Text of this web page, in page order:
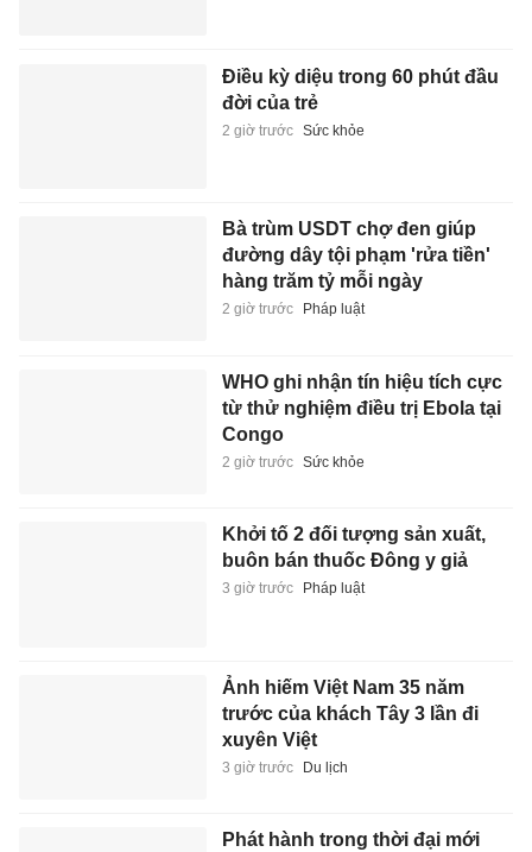
Điều kỳ diệu trong 60 phút đầu
đời của trẻ
2 giờ trước Sức khỏe
Bà trùm USDT chợ đen giúp
đường dây tội phạm 'rửa tiền'
hàng trăm tỷ mỗi ngày
2 giờ trước Pháp luật
WHO ghi nhận tín hiệu tích cực
từ thử nghiệm điều trị Ebola tại
Congo
2 giờ trước Sức khỏe
Khởi tố 2 đối tượng sản xuất,
buôn bán thuốc Đông y giả
3 giờ trước Pháp luật
Ảnh hiếm Việt Nam 35 năm
trước của khách Tây 3 lần đi
xuyên Việt
3 giờ trước Du lịch
Phát hành trong thời đại mới